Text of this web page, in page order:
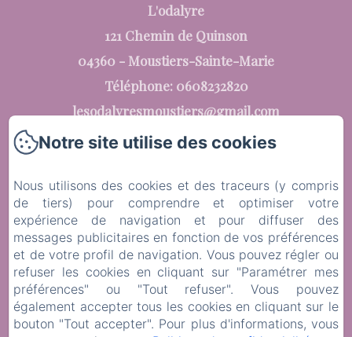
L'odalyre
121 Chemin de Quinson
04360 - Moustiers-Sainte-Marie
Téléphone: 0608232820
lesodalyresmoustiers@gmail.com
L'Odalyre
Les chambres d'hôtes
Les tarifs
Contactez-nous
Notre site utilise des cookies
Nous utilisons des cookies et des traceurs (y compris
de tiers) pour comprendre et optimiser votre
expérience de navigation et pour diffuser des
messages publicitaires en fonction de vos préférences
et de votre profil de navigation. Vous pouvez régler ou
refuser les cookies en cliquant sur "Paramétrer mes
préférences" ou "Tout refuser". Vous pouvez
également accepter tous les cookies en cliquant sur le
bouton "Tout accepter". Pour plus d'informations, vous